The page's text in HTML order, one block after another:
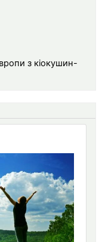
з кіокушин-